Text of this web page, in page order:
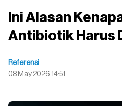
Ini Alasan
Antibiotik Harus
Referensi
08 May 2026 14:51